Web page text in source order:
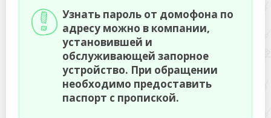
Узнать пароль от домофона по
адресу можно в компании,
установившей и
обслуживающей запорное
устройство. При обращении
необходимо предоставить
паспорт с пропиской.